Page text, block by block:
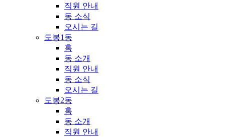
직원 안내
동 소식
오시는 길
도봉1동
홈
동 소개
직원 안내
동 소식
오시는 길
도봉2동
홈
동 소개
직원 안내